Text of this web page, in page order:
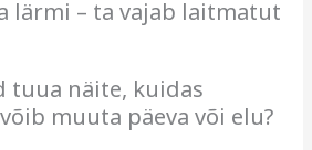
lärmi – ta vajab laitmatut
tuua näite, kuidas
muuta päeva või elu?